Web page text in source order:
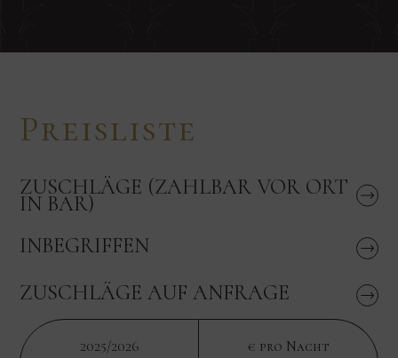
Preisliste
ZUSCHLÄGE (ZAHLBAR VOR ORT
IN BAR)
INBEGRIFFEN
ZUSCHLÄGE AUF ANFRAGE
2025/2026
€ pro Nacht